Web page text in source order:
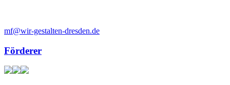
mf@wir-gestalten-dresden.de
Förderer